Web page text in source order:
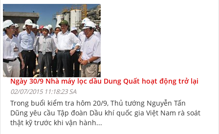
Ngày 30/9 Nhà máy lọc dầu Dung Quất hoạt động trở lại
02/07/2015 11:18:23 SA
Trong buổi kiểm tra hôm 20/9, Thủ tướng Nguyễn Tấn
Dũng yêu cầu Tập đoàn Dầu khí quốc gia Việt Nam rà soát
thật kỹ trước khi vận hành...